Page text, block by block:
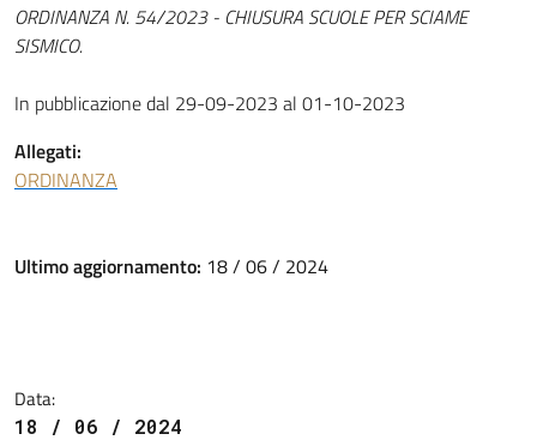
ORDINANZA N. 54/2023 - CHIUSURA SCUOLE PER SCIAME
SISMICO.
In pubblicazione dal 29-09-2023 al 01-10-2023
Allegati:
ORDINANZA
Ultimo aggiornamento: 18 / 06 / 2024
Data:
18 / 06 / 2024